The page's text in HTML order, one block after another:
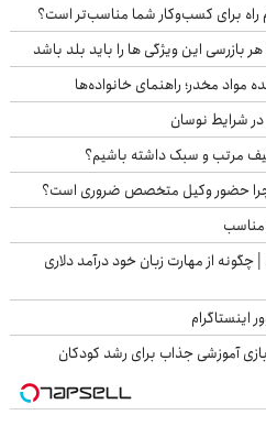
راه برای کسب‌وکار شما مناسب‌تر است؟
بازرسی این ویژگی ها را باید بلد باشد
شرایط نوسان
مرتب و سبک داشته باشیم؟
چرا حضور وکیل متخصص ضروری است؟
مناسب
از مهارت زبان خود درآمد دلاری
اینستاگرام
آموزشی جذاب برای رشد کودکان